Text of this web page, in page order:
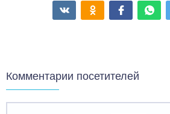
Комментарии посетителей